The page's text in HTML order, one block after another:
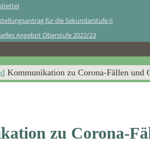
für die Sekundarstufe II
Angebot Oberstufe 2022/23
Kommunikation zu Corona-Fällen und
zu Corona-